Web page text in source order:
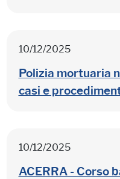
10/12/2025
Polizia mortuaria
casi e
10/12/2025
ACERRA - Corso